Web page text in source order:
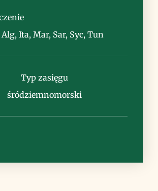
Uwagi
Alg, Ita, Mar, Sar, Syc, Tun
Typ zasięgu
śródziemnomorski